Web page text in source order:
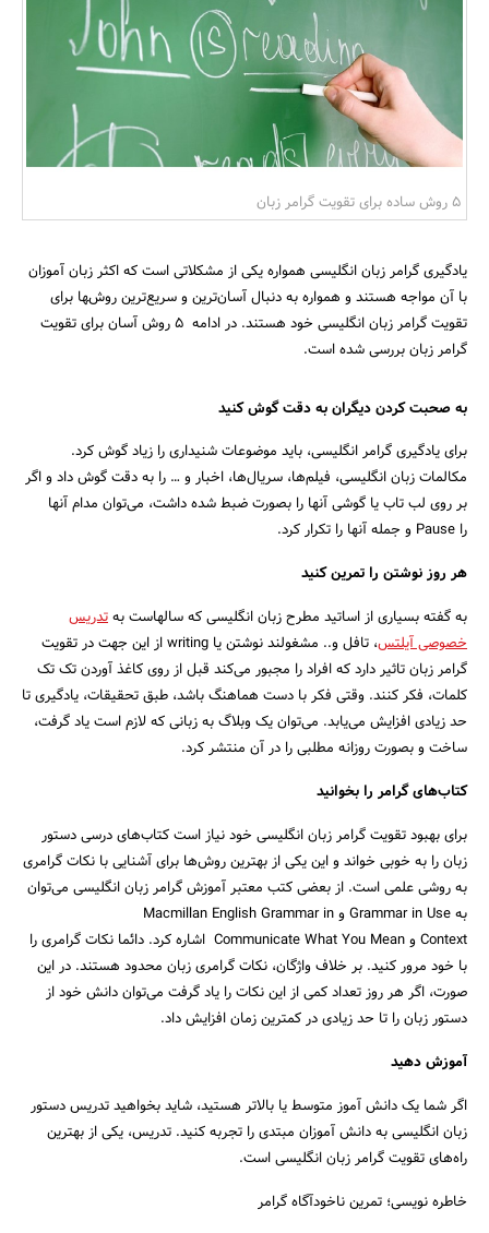
بانک، بیمه و سرمایه
مسکن و ساختمان
5 روش ساده برای تقویت گرامر زبان
یادگیری گرامر زبان انگلیسی همواره یکی از مشکلاتی است که اکثر زبان آموزان
با آن مواجه هستند و همواره به دنبال آسان‌ترین و سریع‌ترین روش‌‍ها برای
تقویت گرامر زبان انگلیسی خود هستند. در ادامه 5 روش آسان برای تقویت
گرامر زبان بررسی شده است.
به صحبت کردن دیگران به دقت گوش کنید
برای یادگیری گرامر انگلیسی، باید موضوعات شنیداری را زیاد گوش کرد.
مکالمات زبان انگلیسی، فیلم‌ها، سریال‌ها، اخبار و … را به دقت گوش داد و اگر
بر روی لب تاب یا گوشی آنها را بصورت ضبط شده داشت، می‌توان مدام آنها
را Pause و جمله آنها را تکرار کرد.
هر روز نوشتن را تمرین کنید
به گفته بسیاری از اساتید مطرح زبان انگلیسی که سالهاست بهتدریس
خصوصی آیلتس
، تافل و.. مشغولند نوشتن یا writing از این جهت در تقویت
گرامر زبان تاثیر دارد که افراد را مجبور می‌کند قبل از روی کاغذ آوردن تک تک
کلمات، فکر کنند. وقتی فکر با دست هماهنگ باشد، طبق تحقیقات، یادگیری تا
حد زیادی افزایش می‌یابد. می‌توان یک وبلاگ به زبانی که لازم است یاد گرفت،
ساخت و بصورت روزانه مطلبی را در آن منتشر کرد.
کتاب‌های گرامر را بخوانید
برای بهبود تقویت گرامر زبان انگلیسی خود نیاز است کتاب‌های درسی دستور
زبان را به خوبی خواند و این یکی از بهترین روش‌ها برای آشنایی با نکات گرامری
به روشی علمی است. از بعضی کتب معتبر آموزش گرامر زبان انگلیسی می‌توان
به Grammar in Use و Macmillan English Grammar in
Context و Communicate What You Mean اشاره کرد. دائما نکات گرامری را
با خود مرور کنید. بر خلاف واژگان، نکات گرامری زبان محدود هستند. در این
صورت، اگر هر روز تعداد کمی از این نکات را یاد گرفت می‌توان دانش خود از
دستور زبان را تا حد زیادی در کمترین زمان افزایش داد.
آموزش دهید
اگر شما یک دانش آموز متوسط یا بالاتر هستید، شاید بخواهید تدریس دستور
زبان انگلیسی به دانش آموزان مبتدی را تجربه کنید. تدریس، یکی از بهترین
راه‌های تقویت گرامر زبان انگلیسی است.
خاطره نویسی؛ تمرین ناخودآگاه گرامر